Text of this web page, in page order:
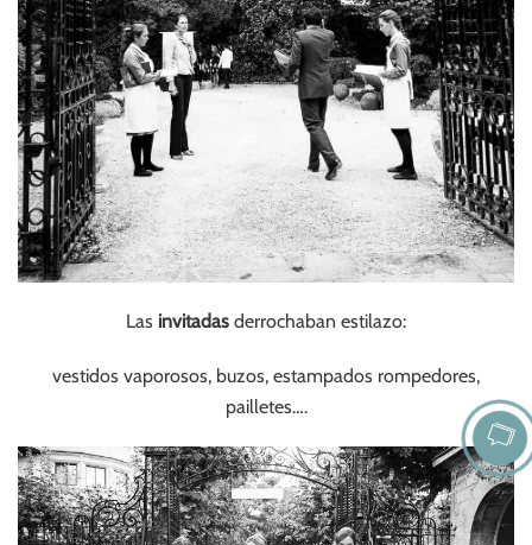
Las invitadas derrochaban estilazo:
vestidos vaporosos, buzos, estampados rompedores,
pailletes….